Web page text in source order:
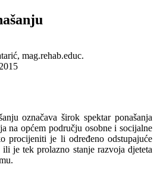
mag.rehab.educ.
označava širok spektar ponašanja
na općem području osobne i socijalne
procijeniti je li određeno odstupajuće
ili je tek prolazno stanje razvoja djeteta